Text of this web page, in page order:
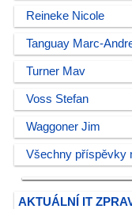
Reineke Nicole
Tanguay Marc-
Turner Mav
Voss Stefan
Waggoner Jim
Všechny příspěvky
AKTUÁLNÍ IT